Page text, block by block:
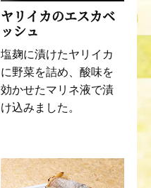
ヤリイカのエスカベ
ッシュ
塩麹に漬けたヤリイカ
に野菜を詰め、酸味を
効かせたマリネ液で漬
け込みました。